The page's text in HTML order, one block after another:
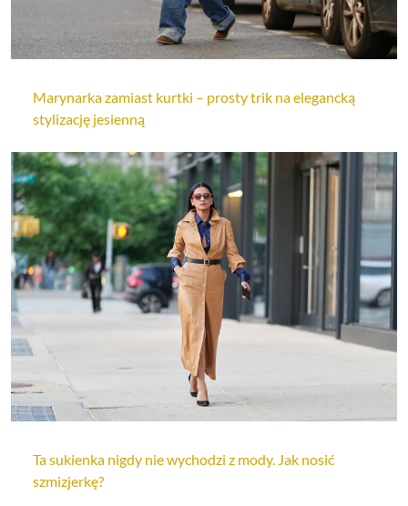
Marynarka zamiast kurtki – prosty trik na elegancką
stylizację jesienną
Ta sukienka nigdy nie wychodzi z mody. Jak nosić
szmizjerkę?